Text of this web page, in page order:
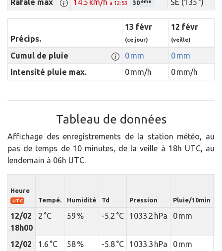
Rafale max
14.5 km/h à 12:53 30ème SE (135 °)
Précips.
13 févr
(ce jour)
12 févr
(veille)
Cumul de pluie 0 mm
0 mm
Intensité pluie max.
0 mm/h 0 mm/h
Tableau de données
Affichage des enregistrements de la station météo, au
pas de temps de 10 minutes, de la veille à 18h UTC, au
lendemain à 06h UTC.
Heure
UTC Tempé. Humidité Td Pression Pluie/10min
12/02
18h00
2 °C 59 % -5.2 °C 1033.2 hPa 0 mm
12/02
1.6 °C 58 % -5.8 °C 1033.3 hPa 0 mm